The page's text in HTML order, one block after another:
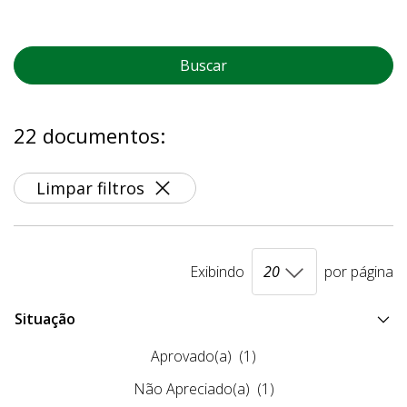
Buscar
22 documentos:
Limpar filtros
Exibindo por página
Situação
Aprovado(a) (1)
Não Apreciado(a) (1)